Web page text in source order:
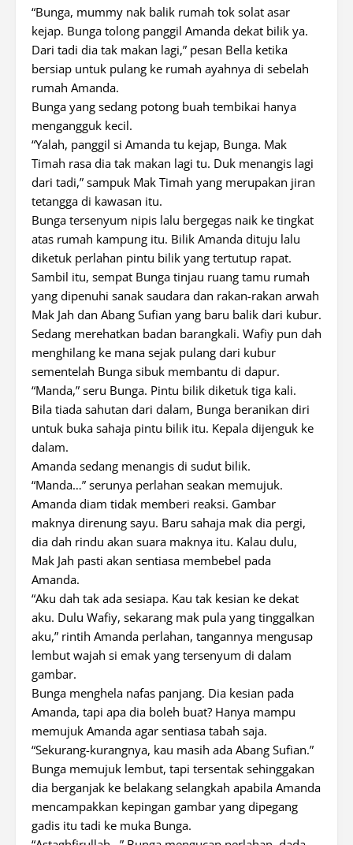
“Bunga, mummy nak balik rumah tok solat asar
kejap. Bunga tolong panggil Amanda dekat bilik ya.
Dari tadi dia tak makan lagi,” pesan Bella ketika
bersiap untuk pulang ke rumah ayahnya di sebelah
rumah Amanda.
Bunga yang sedang potong buah tembikai hanya
mengangguk kecil.
“Yalah, panggil si Amanda tu kejap, Bunga. Mak
Timah rasa dia tak makan lagi tu. Duk menangis lagi
dari tadi,” sampuk Mak Timah yang merupakan jiran
tetangga di kawasan itu.
Bunga tersenyum nipis lalu bergegas naik ke tingkat
atas rumah kampung itu. Bilik Amanda dituju lalu
diketuk perlahan pintu bilik yang tertutup rapat.
Sambil itu, sempat Bunga tinjau ruang tamu rumah
yang dipenuhi sanak saudara dan rakan-rakan arwah
Mak Jah dan Abang Sufian yang baru balik dari kubur.
Sedang merehatkan badan barangkali. Wafiy pun dah
menghilang ke mana sejak pulang dari kubur
sementelah Bunga sibuk membantu di dapur.
“Manda,” seru Bunga. Pintu bilik diketuk tiga kali.
Bila tiada sahutan dari dalam, Bunga beranikan diri
untuk buka sahaja pintu bilik itu. Kepala dijenguk ke
dalam.
Amanda sedang menangis di sudut bilik.
“Manda…” serunya perlahan seakan memujuk.
Amanda diam tidak memberi reaksi. Gambar
maknya direnung sayu. Baru sahaja mak dia pergi,
dia dah rindu akan suara maknya itu. Kalau dulu,
Mak Jah pasti akan sentiasa membebel pada
Amanda.
“Aku dah tak ada sesiapa. Kau tak kesian ke dekat
aku. Dulu Wafiy, sekarang mak pula yang tinggalkan
aku,” rintih Amanda perlahan, tangannya mengusap
lembut wajah si emak yang tersenyum di dalam
gambar.
Bunga menghela nafas panjang. Dia kesian pada
Amanda, tapi apa dia boleh buat? Hanya mampu
memujuk Amanda agar sentiasa tabah saja.
“Sekurang-kurangnya, kau masih ada Abang Sufian.”
Bunga memujuk lembut, tapi tersentak sehinggakan
dia berganjak ke belakang selangkah apabila Amanda
mencampakkan kepingan gambar yang dipegang
gadis itu tadi ke muka Bunga.